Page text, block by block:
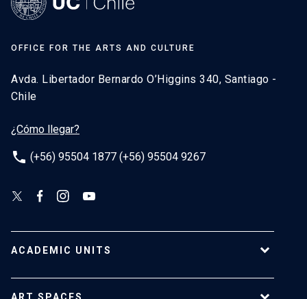
OFFICE FOR THE ARTS AND CULTURE
Avda. Libertador Bernardo O’Higgins 340, Santiago -
Chile
¿Cómo llegar?
phone (+56) 95504 1877 (+56) 95504 9267
ACADEMIC UNITS